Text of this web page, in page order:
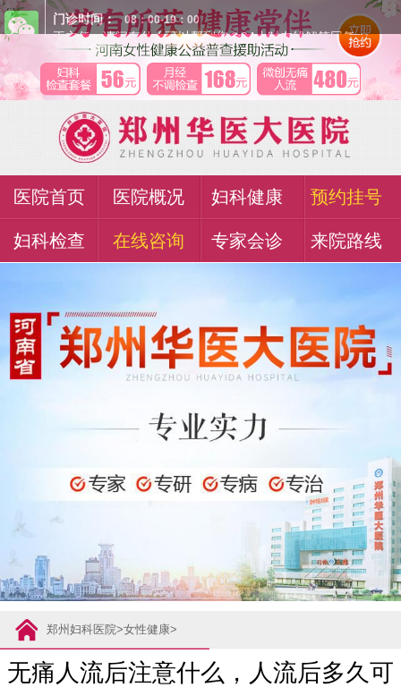
医院首页 医院概况 妇科健康 预约挂号
妇科检查 在线咨询 专家会诊 来院路线
郑州妇科医院>女性健康>
无痛人流后注意什么，人流后多久可